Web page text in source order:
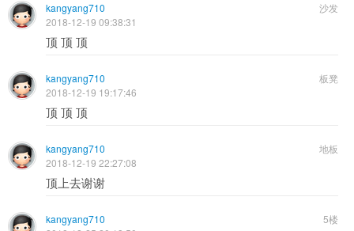
沙发
kangyang710
2018-12-19 09:38:31
顶 顶 顶
板凳
kangyang710
2018-12-19 19:17:46
顶 顶 顶
地板
kangyang710
2018-12-19 22:27:08
顶上去谢谢
5楼
kangyang710